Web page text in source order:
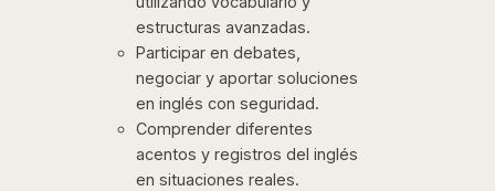
estructuras avanzadas.
Participar en debates,
negociar y aportar soluciones
en inglés con seguridad.
Comprender diferentes
acentos y registros del inglés
en situaciones reales.